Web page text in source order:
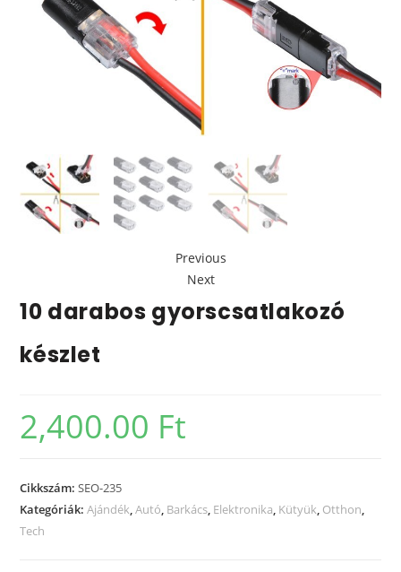
Previous
Next
10 darabos gyorscsatlakozó
készlet
2,400.00 Ft
Cikkszám:SEO-235
Kategóriák:Ajándék,Autó, Barkács, Elektronika, Kütyük, Otthon,
Tech